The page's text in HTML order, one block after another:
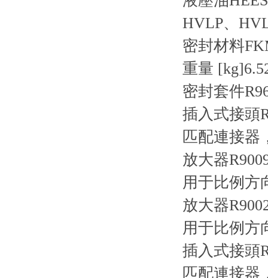
HVLP、
密封材料
重量 [kg]
密封套件
插入式接頭
匹配連接器
放大器
用于比例方
放大器
用于比例方
插入式接頭
匹配連接器